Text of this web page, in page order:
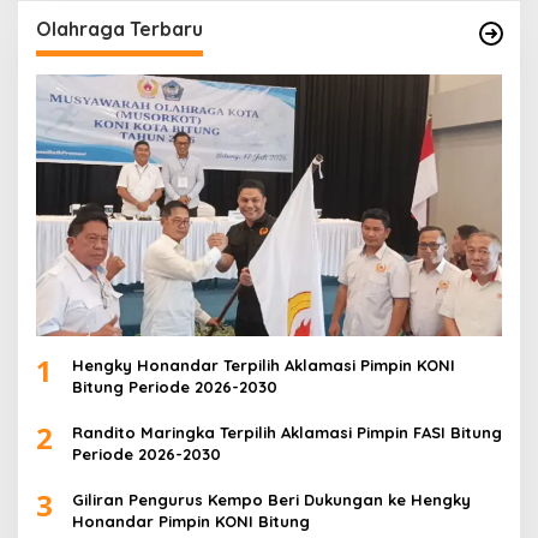
Olahraga Terbaru
1
Hengky Honandar Terpilih Aklamasi Pimpin KONI
Bitung Periode 2026-2030
2
Randito Maringka Terpilih Aklamasi Pimpin FASI Bitung
Periode 2026-2030
3
Giliran Pengurus Kempo Beri Dukungan ke Hengky
Honandar Pimpin KONI Bitung